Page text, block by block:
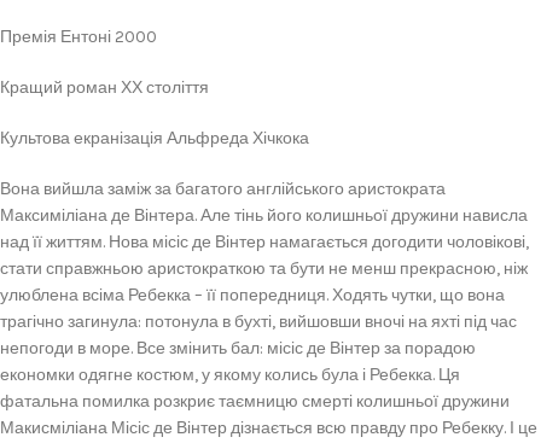
Премія Ентоні 2000
Кращий роман ХХ століття
Культова екранізація Альфреда Хічкока
Вона вийшла заміж за багатого англійського аристократа
Максиміліана де Вінтера. Але тінь його колишньої дружини нависла
над її життям. Нова місіс де Вінтер намагається догодити чоловікові,
стати справжньою аристократкою та бути не менш прекрасною, ніж
улюблена всіма Ребекка – її попередниця. Ходять чутки, що вона
трагічно загинула: потонула в бухті, вийшовши вночі на яхті під час
непогоди в море. Все змінить бал: місіс де Вінтер за порадою
економки одягне костюм, у якому колись була і Ребекка. Ця
фатальна помилка розкриє таємницю смерті колишньої дружини
Макисміліана Місіс де Вінтер дізнається всю правду про Ребекку. І це